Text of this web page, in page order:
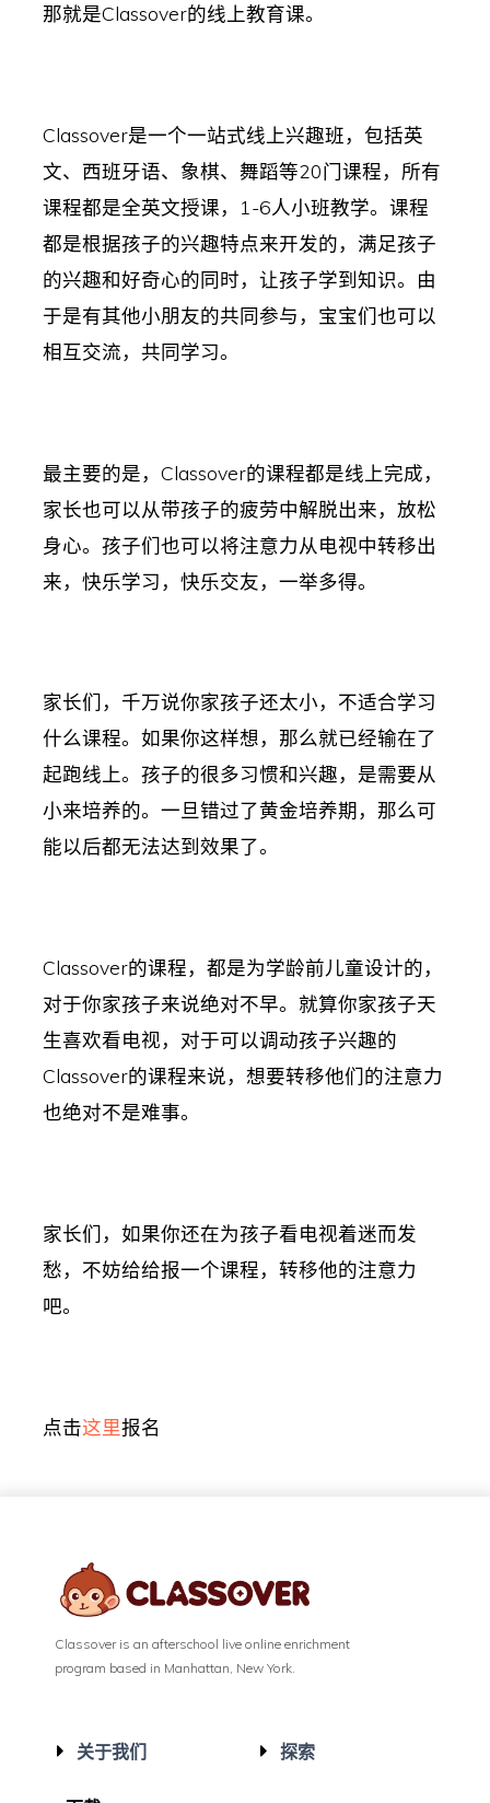
那就是Classover的线上教育课。
Classover是一个一站式线上兴趣班，包括英
文、西班牙语、象棋、舞蹈等20门课程，所有
课程都是全英文授课，1-6人小班教学。课程
都是根据孩子的兴趣特点来开发的，满足孩子
的兴趣和好奇心的同时，让孩子学到知识。由
于是有其他小朋友的共同参与，宝宝们也可以
相互交流，共同学习。
最主要的是，Classover的课程都是线上完成，
家长也可以从带孩子的疲劳中解脱出来，放松
身心。孩子们也可以将注意力从电视中转移出
来，快乐学习，快乐交友，一举多得。
家长们，千万说你家孩子还太小，不适合学习
什么课程。如果你这样想，那么就已经输在了
起跑线上。孩子的很多习惯和兴趣，是需要从
小来培养的。一旦错过了黄金培养期，那么可
能以后都无法达到效果了。
Classover的课程，都是为学龄前儿童设计的，
对于你家孩子来说绝对不早。就算你家孩子天
生喜欢看电视，对于可以调动孩子兴趣的
Classover的课程来说，想要转移他们的注意力
也绝对不是难事。
家长们，如果你还在为孩子看电视着迷而发
愁，不妨给给报一个课程，转移他的注意力
吧。
点击这里报名
Classover is an afterschool live online enrichment
program based in Manhattan, New York.
关于我们 探索